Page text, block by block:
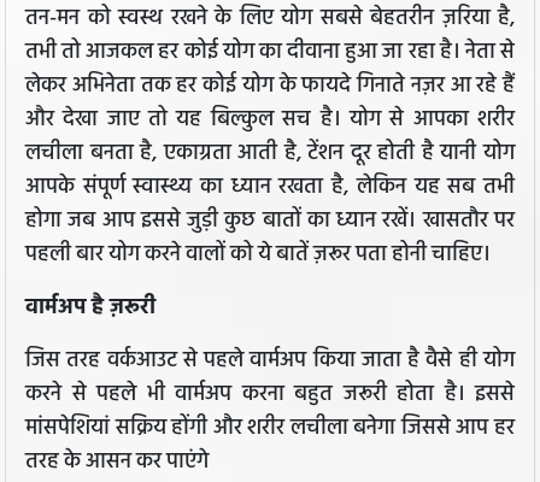
तन-मन को स्वस्थ रखने के लिए योग सबसे बेहतरीन ज़रिया है,
तभी तो आजकल हर कोई योग का दीवाना हुआ जा रहा है। नेता से
लेकर अभिनेता तक हर कोई योग के फायदे गिनाते नज़र आ रहे हैं
और देखा जाए तो यह बिल्कुल सच है। योग से आपका शरीर
लचीला बनता है, एकाग्रता आती है, टेंशन दूर होती है यानी योग
आपके संपूर्ण स्वास्थ्य का ध्यान रखता है, लेकिन यह सब तभी
होगा जब आप इससे जुड़ी कुछ बातों का ध्यान रखें। खासतौर पर
पहली बार योग करने वालों को ये बातें ज़रूर पता होनी चाहिए।
वार्मअप है ज़रूरी
जिस तरह वर्कआउट से पहले वार्मअप किया जाता है वैसे ही योग
करने से पहले भी वार्मअप करना बहुत जरूरी होता है। इससे
मांसपेशियां सक्रिय होंगी और शरीर लचीला बनेगा जिससे आप हर
तरह के आसन कर पाएंगे